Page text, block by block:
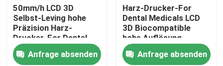
Qualitätskontrolle
Kontakt
50mm/h LCD 3D
Selbst-Leving hohe
Präzision Harz-
Drucker-For Dental
Medicals
Anfrage absenden
Harz-Drucker-For
Dental Medicals LCD
3D Biocompatible
hohe Auflösung
Anfrage absenden